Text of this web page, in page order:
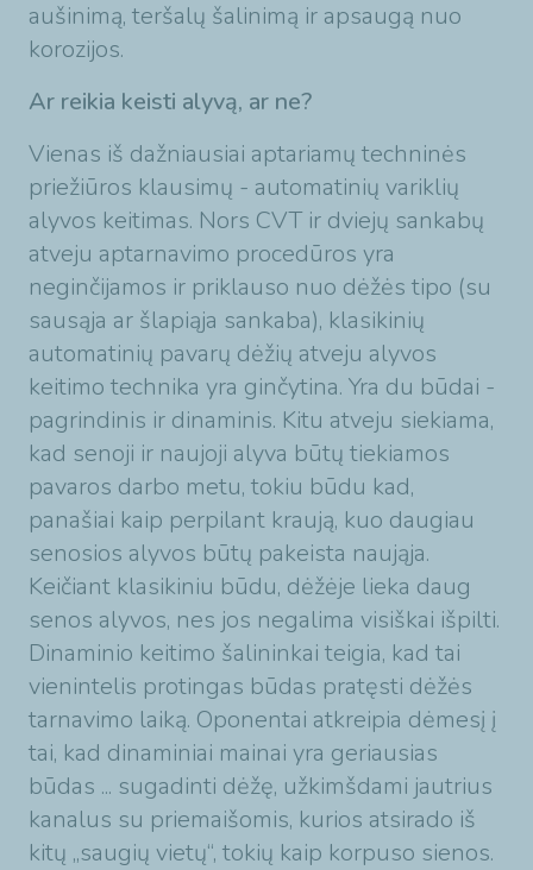
aušinimą, teršalų šalinimą ir apsaugą nuo
korozijos.
Ar reikia keisti alyvą, ar ne?
Vienas iš dažniausiai aptariamų techninės
priežiūros klausimų - automatinių variklių
alyvos keitimas. Nors CVT ir dviejų sankabų
atveju aptarnavimo procedūros yra
neginčijamos ir priklauso nuo dėžės tipo (su
sausąja ar šlapiąja sankaba), klasikinių
automatinių pavarų dėžių atveju alyvos
keitimo technika yra ginčytina. Yra du būdai -
pagrindinis ir dinaminis. Kitu atveju siekiama,
kad senoji ir naujoji alyva būtų tiekiamos
pavaros darbo metu, tokiu būdu kad,
panašiai kaip perpilant kraują, kuo daugiau
senosios alyvos būtų pakeista naująja.
Keičiant klasikiniu būdu, dėžėje lieka daug
senos alyvos, nes jos negalima visiškai išpilti.
Dinaminio keitimo šalininkai teigia, kad tai
vienintelis protingas būdas pratęsti dėžės
tarnavimo laiką. Oponentai atkreipia dėmesį į
tai, kad dinaminiai mainai yra geriausias
būdas ... sugadinti dėžę, užkimšdami jautrius
kanalus su priemaišomis, kurios atsirado iš
kitų „saugių vietų“, tokių kaip korpuso sienos.